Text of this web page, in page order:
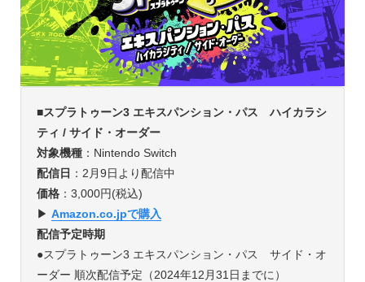
■スプラトゥーン3 エキスパンション・パス ハイカラシ
ティ / サイド・オーダー
対象機種：Nintendo Switch
配信日 ：2月9日より配信中
価格：3,000円(税込)
▶︎ Amazon.co.jpで購入
配信予定時期
●スプラトゥーン3 エキスパンション・パス サイド・オ
ーダー 順次配信予定（2024年12月31日までに）